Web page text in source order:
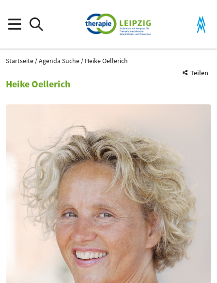
Startseite Agenda Suche
Heike Oellerich
Teilen
Heike Oellerich